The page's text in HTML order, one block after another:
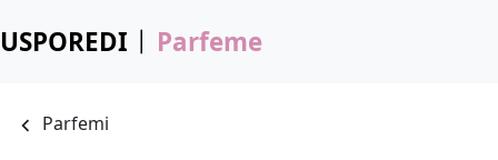
USPOREDI Parfeme
Parfemi